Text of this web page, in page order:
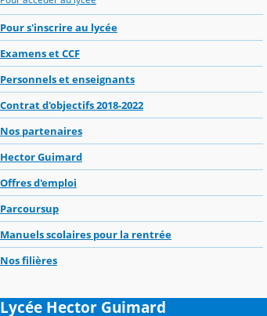
Pour s'inscrire au lycée
Examens et CCF
Personnels et enseignants
Contrat d'objectifs 2018-2022
Nos partenaires
Hector Guimard
Offres d'emploi
Parcoursup
Manuels scolaires pour la rentrée
Nos filières
Lycée Hector Guimard